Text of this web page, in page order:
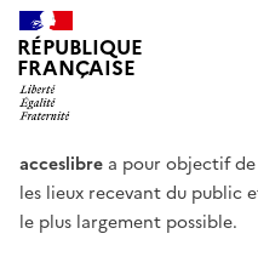
RÉPUBLIQUE
FRANÇAISE
acceslibre a pour objectif
les lieux recevant du public
le plus largement possible.